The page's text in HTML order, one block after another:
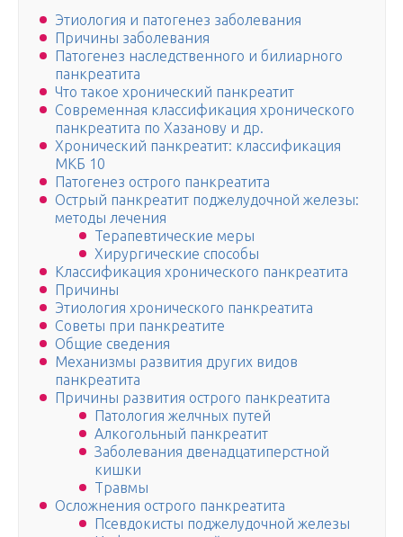
Этиология и патогенез заболевания
Причины заболевания
Патогенез наследственного и билиарного
панкреатита
Что такое хронический панкреатит
Современная классификация хронического
панкреатита по Хазанову и др.
Хронический панкреатит: классификация
МКБ 10
Патогенез острого панкреатита
Острый панкреатит поджелудочной железы:
методы лечения
Терапевтические меры
Хирургические способы
Классификация хронического панкреатита
Причины
Этиология хронического панкреатита
Советы при панкреатите
Общие сведения
Механизмы развития других видов
панкреатита
Причины развития острого панкреатита
Патология желчных путей
Алкогольный панкреатит
Заболевания двенадцатиперстной
кишки
Травмы
Осложнения острого панкреатита
Псевдокисты поджелудочной железы